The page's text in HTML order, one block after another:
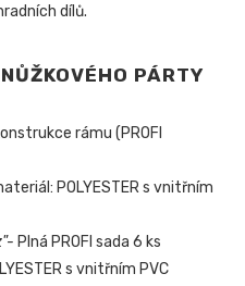
dílů.
PÁRTY
rámu (PROFI
POLYESTER s vnitřním
Plná PROFI sada 6 ks
s vnitřním PVC